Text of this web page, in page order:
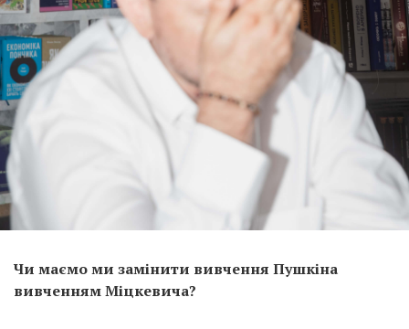
Чи маємо ми замінити вивчення Пушкіна
вивченням Міцкевича?